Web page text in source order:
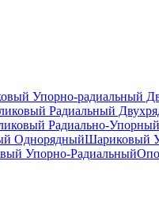
Упорно-радиальный
Радиальный
Радиально-
ОднорядныйШариковый
Упорно-Радиальный